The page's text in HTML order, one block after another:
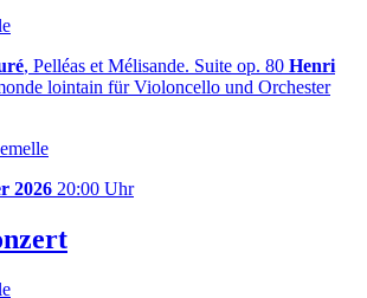
, Pelléas et Mélisande. Suite op. 80 Henri
lointain für Violoncello und Orchester
2026 20:00 Uhr